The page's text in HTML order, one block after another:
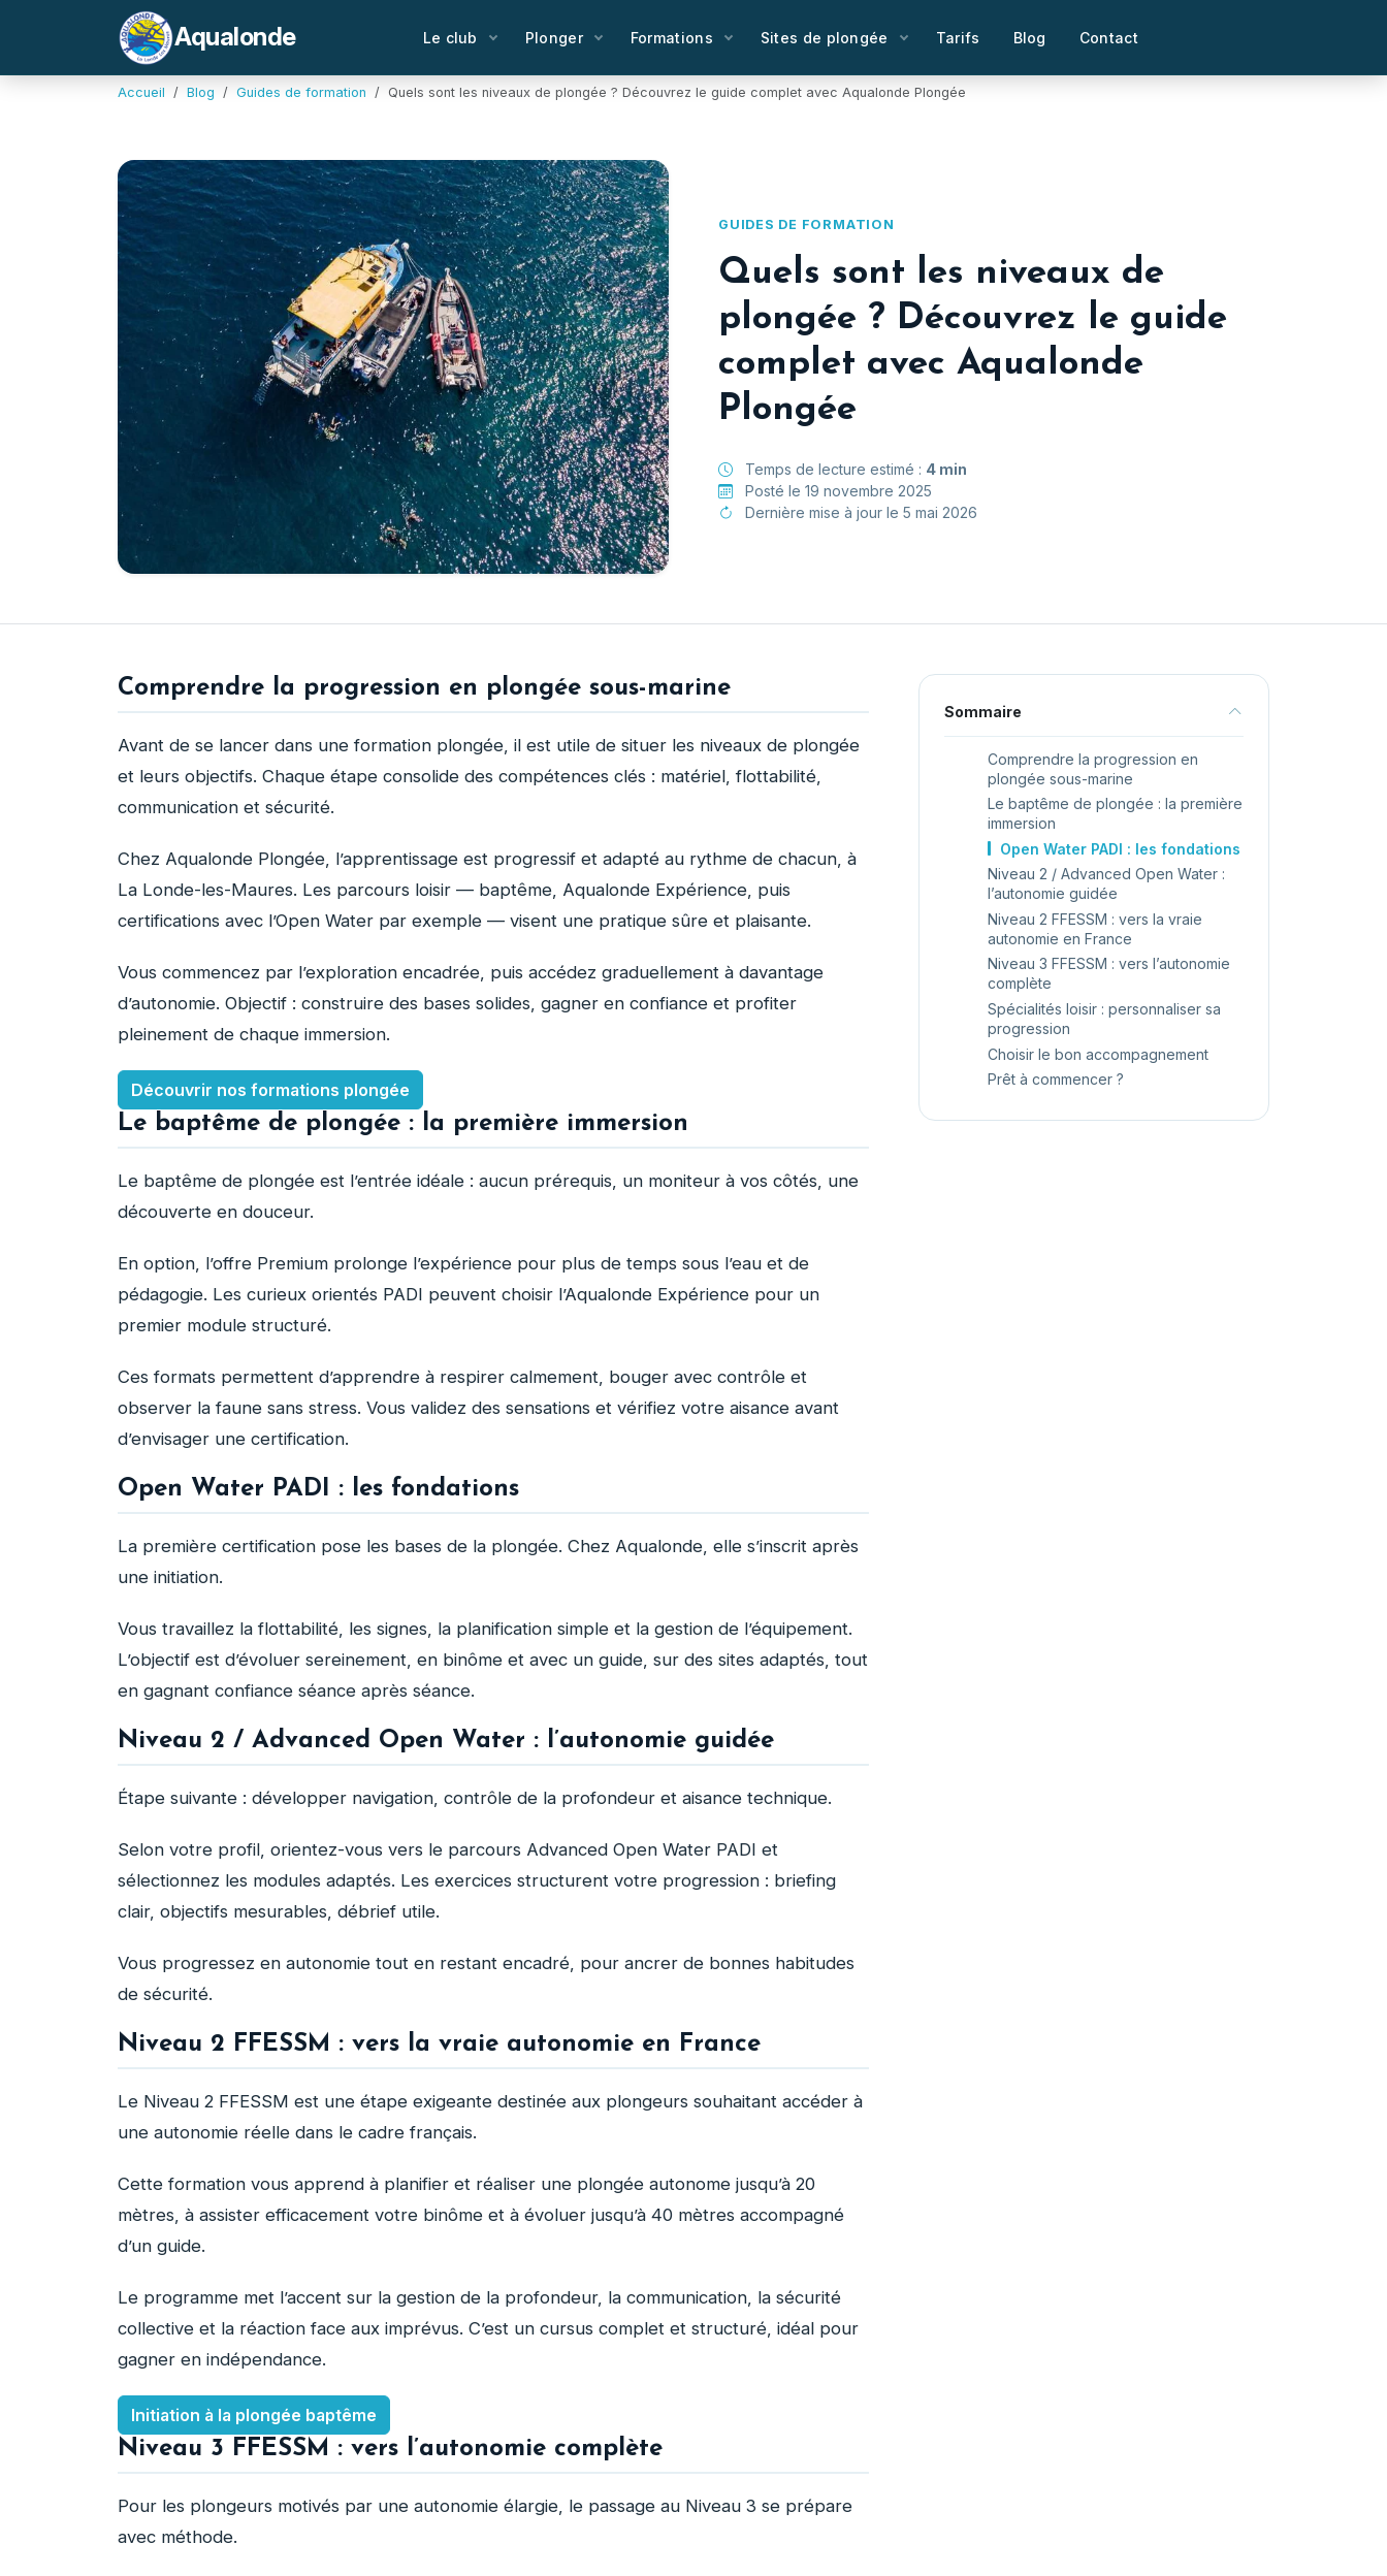
Aqualonde Le club Plonger Formations Sites de plongée Tarifs Blog Contact
Accueil Blog Guides de formation Quels sont les niveaux de plongée ? Découvrez le guide complet avec Aqualonde Plongée
GUIDES DE FORMATION
Quels sont les niveaux de
plongée ? Découvrez le guide
complet avec Aqualonde
Plongée
Temps de lecture estimé : 4 min
Posté le 19 novembre 2025
Dernière mise à jour le 5 mai 2026
Comprendre la progression en plongée sous-marine
Avant de se lancer dans une formation plongée, il est utile de situer les niveaux de plongée
et leurs objectifs. Chaque étape consolide des compétences clés : matériel, flottabilité,
communication et sécurité.
Chez Aqualonde Plongée, l’apprentissage est progressif et adapté au rythme de chacun, à
La Londe-les-Maures. Les parcours loisir — baptême, Aqualonde Expérience, puis
certifications avec l’Open Water par exemple — visent une pratique sûre et plaisante.
Vous commencez par l’exploration encadrée, puis accédez graduellement à davantage
d’autonomie. Objectif : construire des bases solides, gagner en confiance et profiter
pleinement de chaque immersion.
Découvrir nos formations plongée
Le baptême de plongée : la première immersion
Le baptême de plongée est l’entrée idéale : aucun prérequis, un moniteur à vos côtés, une
découverte en douceur.
En option, l’offre Premium prolonge l’expérience pour plus de temps sous l’eau et de
pédagogie. Les curieux orientés PADI peuvent choisir l’Aqualonde Expérience pour un
premier module structuré.
Ces formats permettent d’apprendre à respirer calmement, bouger avec contrôle et
observer la faune sans stress. Vous validez des sensations et vérifiez votre aisance avant
d’envisager une certification.
Open Water PADI : les fondations
La première certification pose les bases de la plongée. Chez Aqualonde, elle s’inscrit après
une initiation.
Vous travaillez la flottabilité, les signes, la planification simple et la gestion de l’équipement.
L’objectif est d’évoluer sereinement, en binôme et avec un guide, sur des sites adaptés, tout
en gagnant confiance séance après séance.
Niveau 2 / Advanced Open Water : l’autonomie guidée
Étape suivante : développer navigation, contrôle de la profondeur et aisance technique.
Selon votre profil, orientez-vous vers le parcours Advanced Open Water PADI et
sélectionnez les modules adaptés. Les exercices structurent votre progression : briefing
clair, objectifs mesurables, débrief utile.
Vous progressez en autonomie tout en restant encadré, pour ancrer de bonnes habitudes
de sécurité.
Niveau 2 FFESSM : vers la vraie autonomie en France
Le Niveau 2 FFESSM est une étape exigeante destinée aux plongeurs souhaitant accéder à
une autonomie réelle dans le cadre français.
Cette formation vous apprend à planifier et réaliser une plongée autonome jusqu’à 20
mètres, à assister efficacement votre binôme et à évoluer jusqu’à 40 mètres accompagné
d’un guide.
Le programme met l’accent sur la gestion de la profondeur, la communication, la sécurité
collective et la réaction face aux imprévus. C’est un cursus complet et structuré, idéal pour
gagner en indépendance.
Initiation à la plongée baptême
Niveau 3 FFESSM : vers l’autonomie complète
Pour les plongeurs motivés par une autonomie élargie, le passage au Niveau 3 se prépare
avec méthode.
Sommaire
Comprendre la progression en
plongée sous-marine
Le baptême de plongée : la première
immersion
Open Water PADI : les fondations
Niveau 2 / Advanced Open Water :
l’autonomie guidée
Niveau 2 FFESSM : vers la vraie
autonomie en France
Niveau 3 FFESSM : vers l’autonomie
complète
Spécialités loisir : personnaliser sa
progression
Choisir le bon accompagnement
Prêt à commencer ?